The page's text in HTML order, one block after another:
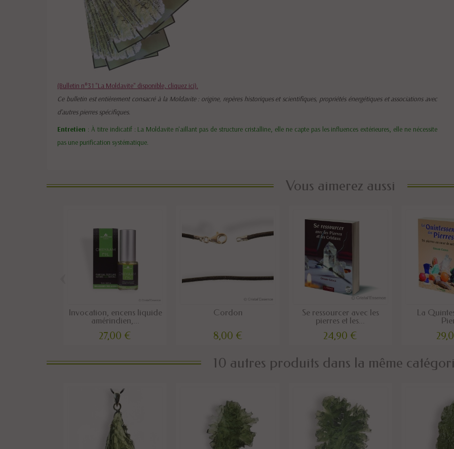
(Bulletin n°31 "La Moldavite" disponible, cliquez ici).
Ce bulletin est entièrement consacré à la Moldavite : origine, repères historiques et scientifiques, propriétés énergétiques et associations avec
d'autres pierres spécifiques.
Entretien : À titre indicatif : La Moldavite n'aillant pas de structure cristalline, elle ne capte pas les influences extérieures, elle ne nécessite
pas une purification systématique.
Vous aimerez aussi
Invocation, encens liquide
amérindien,...
27,00 €
Cordon
8,00 €
Se ressourcer avec les
pierres et les...
24,90 €
La
10 autres produits dans la même